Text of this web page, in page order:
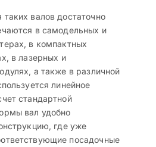
валов достаточно
в самодельных и
в компактных
в лазерных и
а также в различной
линейное
стандартной
вал удобно
где уже
посадочные